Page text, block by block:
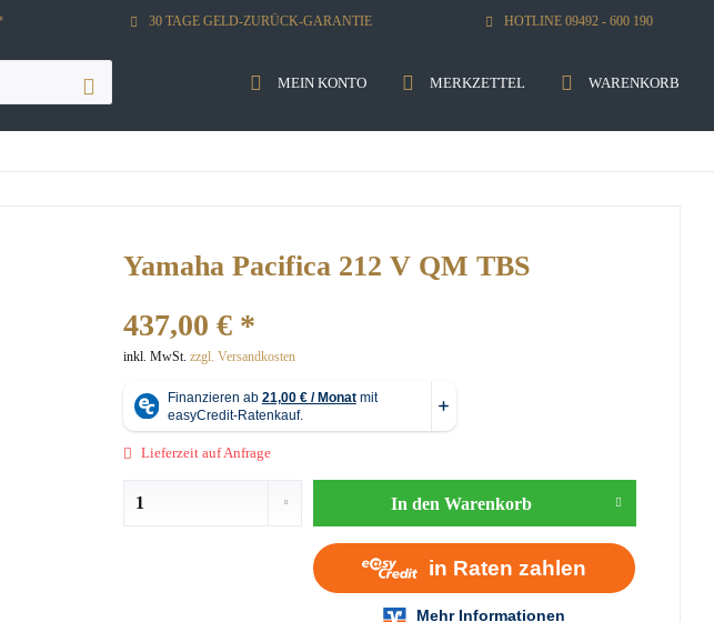
30 TAGE GELD-ZURÜCK-GARANTIE HOTLINE 09492 - 600 190
WARENKORB
MERKZETTEL
MEIN KONTO
Yamaha Pacifica 212 V QM TBS
437,00 € *
inkl. MwSt. zzgl. Versandkosten
Lieferzeit auf Anfrage
In den Warenkorb